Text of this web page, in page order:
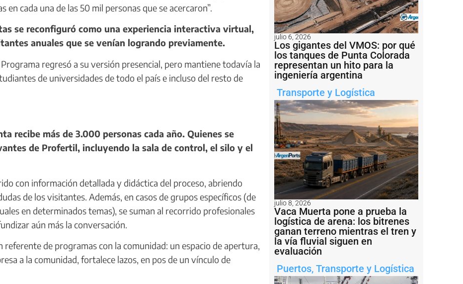
en cada una de las 50 mil personas que se acercaron”.
se reconfiguró como una experiencia interactiva virtual,
anuales que se venían logrando previamente.
regresó a su versión presencial, pero mantiene todavía la
de universidades de todo el país e incluso del resto de
recibe más de 3.000 personas cada año. Quienes se
de Profertil, incluyendo la sala de control, el silo y el
con información detallada y didáctica del proceso, abriendo
de los visitantes. Además, en casos de grupos específicos (de
en determinados temas), se suman al recorrido profesionales
aún más la conversación.
referente de programas con la comunidad: un espacio de apertura,
a la comunidad, fortalece lazos, en pos de un vínculo de
julio 6, 2026
Los gigantes del VMOS: por qué
los tanques de Punta Colorada
representan un hito para la
ingeniería argentina
Transporte y Logística
julio 8, 2026
Vaca Muerta pone a prueba la
logística de arena: los bitrenes
ganan terreno mientras el tren y
la vía fluvial siguen en
evaluación
Puertos, Transporte y Logística